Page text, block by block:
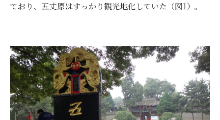
ており、五丈原はすっかり観光地化していた（図1）。